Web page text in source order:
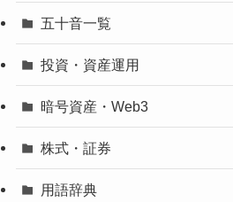
五十音一覧
投資・資産運用
暗号資産・Web3
株式・証券
用語辞典